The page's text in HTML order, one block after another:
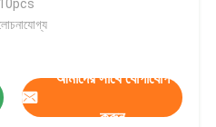
আমাদের সাথে যোগাযোগ
করুন